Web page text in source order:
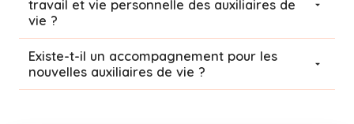
travail et vie personnelle des auxiliaires de
vie ?
Existe-t-il un accompagnement pour les
nouvelles auxiliaires de vie ?